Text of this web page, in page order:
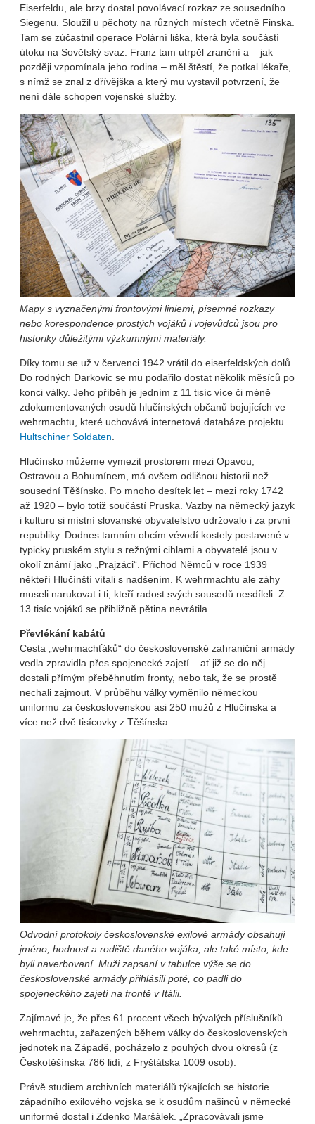
Eiserfeldu, ale brzy dostal povolávací rozkaz ze sousedního
Siegenu. Sloužil u pěchoty na různých místech včetně Finska.
Tam se zúčastnil operace Polární liška, která byla součástí
útoku na Sovětský svaz. Franz tam utrpěl zranění a – jak
později vzpomínala jeho rodina – měl štěstí, že potkal lékaře,
s nímž se znal z dřívějška a který mu vystavil potvrzení, že
není dále schopen vojenské služby.
Mapy s vyznačenými frontovými liniemi, písemné rozkazy
nebo korespondence prostých vojáků i vojevůdců jsou pro
historiky důležitými výzkumnými materiály.
Díky tomu se už v červenci 1942 vrátil do eiserfeldských dolů.
Do rodných Darkovic se mu podařilo dostat několik měsíců po
konci války. Jeho příběh je jedním z 11 tisíc více či méně
zdokumentovaných osudů hlučínských občanů bojujících ve
wehrmachtu, které uchovává internetová databáze projektu
Hultschiner Soldaten
Hlučínsko můžeme vymezit prostorem mezi Opavou,
Ostravou a Bohumínem, má ovšem odlišnou historii než
sousední Těšínsko. Po mnoho desítek let – mezi roky 1742
až 1920 – bylo totiž součástí Pruska. Vazby na německý jazyk
i kulturu si místní slovanské obyvatelstvo udržovalo i za první
republiky. Dodnes tamním obcím vévodí kostely postavené v
typicky pruském stylu s režnými cihlami a obyvatelé jsou v
okolí známí jako „Prajzáci“. Příchod Němců v roce 1939
někteří Hlučínští vítali s nadšením. K wehrmachtu ale záhy
museli narukovat i ti, kteří radost svých sousedů nesdíleli. Z
13 tisíc vojáků se přibližně pětina nevrátila.
Převlékání kabátů
Cesta „wehrmachťáků“ do československé zahraniční armády
vedla zpravidla přes spojenecké zajetí – ať již se do něj
dostali přímým přeběhnutím fronty, nebo tak, že se prostě
nechali zajmout. V průběhu války vyměnilo německou
uniformu za československou asi 250 mužů z Hlučínska a
více než dvě tisícovky z Těšínska.
Odvodní protokoly československé exilové armády obsahují
jméno, hodnost a rodiště daného vojáka, ale také místo, kde
byli naverbovaní. Muži zapsaní v tabulce výše se do
československé armády přihlásili poté, co padli do
spojeneckého zajetí na frontě v Itálii.
Zajímavé je, že přes 61 procent všech bývalých příslušníků
wehrmachtu, zařazených během války do československých
jednotek na Západě, pocházelo z pouhých dvou okresů (z
Českotěšínska 786 lidí, z Fryštátska 1009 osob).
Právě studiem archivních materiálů týkajících se historie
západního exilového vojska se k osudům našinců v německé
uniformě dostal i Zdenko Maršálek. „Zpracovávali jsme